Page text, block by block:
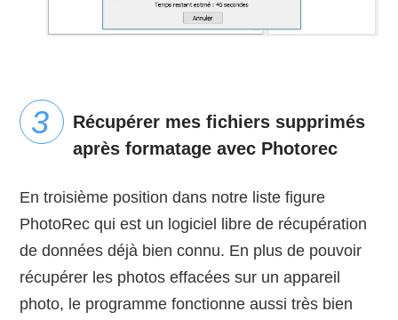
Récupérer mes fichiers supprimés
après formatage avec Photorec
En troisième position dans notre liste figure
PhotoRec qui est un logiciel libre de récupération
de données déjà bien connu. En plus de pouvoir
récupérer les photos effacées sur un appareil
photo, le programme fonctionne aussi très bien